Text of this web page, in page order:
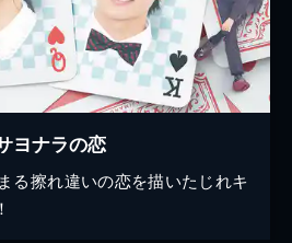
ヨナラの恋
る擦れ違いの恋を描いたじれキ